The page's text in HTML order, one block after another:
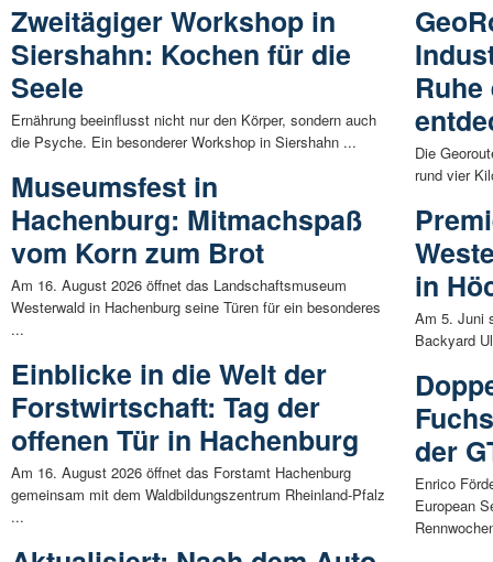
Zweitägiger Workshop in
Siershahn: Kochen für die
Seele
Ernährung beeinflusst nicht nur den Körper, sondern auch
die Psyche. Ein besonderer Workshop in Siershahn ...
Museumsfest in
Hachenburg: Mitmachspaß
vom Korn zum Brot
Am 16. August 2026 öffnet das Landschaftsmuseum
Westerwald in Hachenburg seine Türen für ein besonderes
...
Einblicke in die Welt der
Forstwirtschaft: Tag der
offenen Tür in Hachenburg
Am 16. August 2026 öffnet das Forstamt Hachenburg
gemeinsam mit dem Waldbildungszentrum Rheinland-Pfalz
...
Die
rund vier
in
Am 5. Juni
Backyard
der
Enrico
European